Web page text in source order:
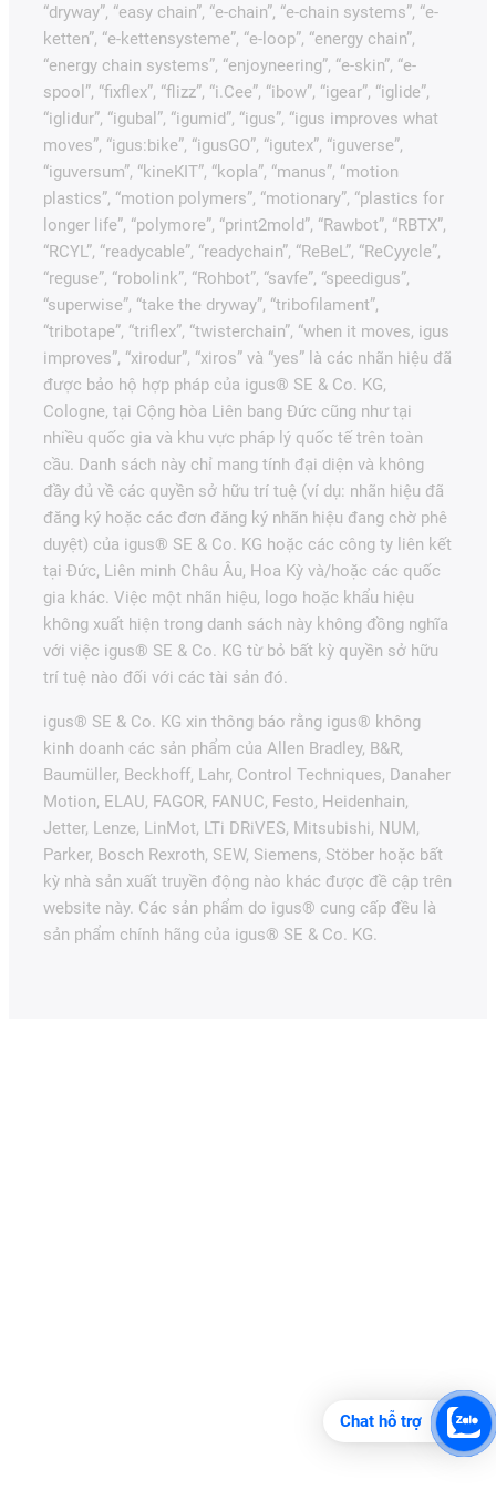
“dryway”, “easy chain”, “e-chain”, “e-chain systems”, “e-
ketten”, “e-kettensysteme”, “e-loop”, “energy chain”,
“energy chain systems”, “enjoyneering”, “e-skin”, “e-
spool”, “fixflex”, “flizz”, “i.Cee”, “ibow”, “igear”, “iglide”,
“iglidur”, “igubal”, “igumid”, “igus”, “igus improves what
moves”, “igus:bike”, “igusGO”, “igutex”, “iguverse”,
“iguversum”, “kineKIT”, “kopla”, “manus”, “motion
plastics”, “motion polymers”, “motionary”, “plastics for
longer life”, “polymore”, “print2mold”, “Rawbot”, “RBTX”,
“RCYL”, “readycable”, “readychain”, “ReBeL”, “ReCyycle”,
“reguse”, “robolink”, “Rohbot”, “savfe”, “speedigus”,
“superwise”, “take the dryway”, “tribofilament”,
“tribotape”, “triflex”, “twisterchain”, “when it moves, igus
improves”, “xirodur”, “xiros” và “yes” là các nhãn hiệu đã
được bảo hộ hợp pháp của igus® SE & Co. KG,
Cologne, tại Cộng hòa Liên bang Đức cũng như tại
nhiều quốc gia và khu vực pháp lý quốc tế trên toàn
cầu. Danh sách này chỉ mang tính đại diện và không
đầy đủ về các quyền sở hữu trí tuệ (ví dụ: nhãn hiệu đã
đăng ký hoặc các đơn đăng ký nhãn hiệu đang chờ phê
duyệt) của igus® SE & Co. KG hoặc các công ty liên kết
tại Đức, Liên minh Châu Âu, Hoa Kỳ và/hoặc các quốc
gia khác. Việc một nhãn hiệu, logo hoặc khẩu hiệu
không xuất hiện trong danh sách này không đồng nghĩa
với việc igus® SE & Co. KG từ bỏ bất kỳ quyền sở hữu
trí tuệ nào đối với các tài sản đó.
igus® SE & Co. KG xin thông báo rằng igus® không
kinh doanh các sản phẩm của Allen Bradley, B&R,
Baumüller, Beckhoff, Lahr, Control Techniques, Danaher
Motion, ELAU, FAGOR, FANUC, Festo, Heidenhain,
Jetter, Lenze, LinMot, LTi DRiVES, Mitsubishi, NUM,
Parker, Bosch Rexroth, SEW, Siemens, Stöber hoặc bất
kỳ nhà sản xuất truyền động nào khác được đề cập trên
website này. Các sản phẩm do igus® cung cấp đều là
sản phẩm chính hãng của igus® SE & Co. KG.
Chat hỗ trợ